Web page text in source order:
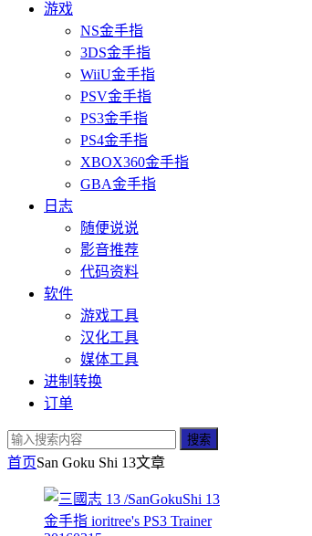
游戏
NS金手指
3DS金手指
WiiU金手指
PSV金手指
PS3金手指
PS4金手指
XBOX360金手指
GBA金手指
日志
随便说说
影音推荐
代码资料
软件
游戏工具
汉化工具
媒体工具
进制转换
订单
搜索
首页San Goku Shi 13文章